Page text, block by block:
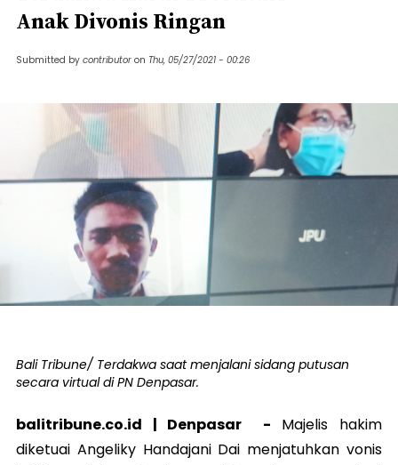
Anak Divonis Ringan
Submitted by contributor on Thu, 05/27/2021 - 00:26
Bali Tribune/ Terdakwa saat menjalani sidang putusan
secara virtual di PN Denpasar.
balitribune.co.id | Denpasar - Majelis hakim
diketuai Angeliky Handajani Dai menjatuhkan vonis